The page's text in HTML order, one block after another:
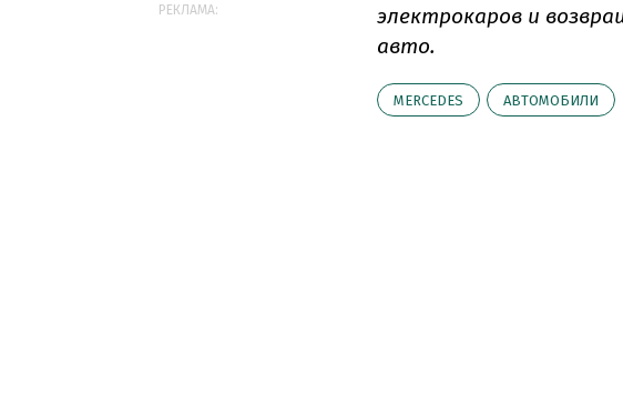
электрокаров и
авто.
MERCEDES АВТОМОБИЛИ
РЕКЛАМА: